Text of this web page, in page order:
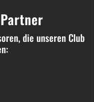
die unseren Club